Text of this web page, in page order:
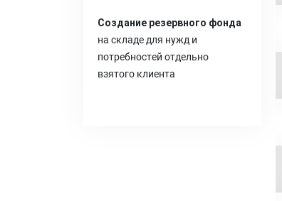
Создание резервного фонда
на складе для нужд и
потребностей отдельно
взятого клиента